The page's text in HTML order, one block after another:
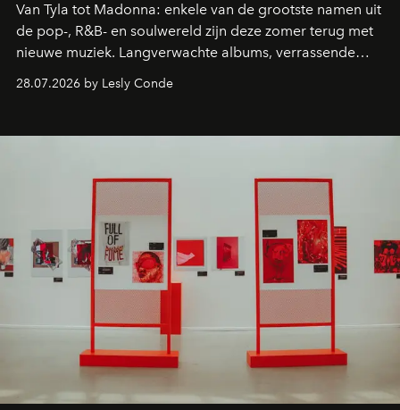
Van Tyla tot Madonna: enkele van de grootste namen uit
de pop-, R&B- en soulwereld zijn deze zomer terug met
nieuwe muziek. Langverwachte albums, verrassende
comebacks en veelbelovende nieuwe projecten: dit zijn
de releases die je niet mag missen.
28.07.2026 by Lesly Conde